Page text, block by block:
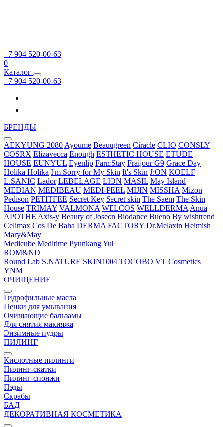
+7 904 520-00-63
0
Каталог
+7 904 520-00-63
БРЕНДЫ
AEKYUNG 2080 Ayoume Beauugreen Ciracle CLIO CONSLY
COSRX Elizavecca Enough ESTHETIC HOUSE ETUDE
HOUSE EUNYUL Eyenlip FarmStay FraijourG9 Grace Day
Holika Holika I'm Sorry for My Skin It's Skin J:ON KOELF
L.SANIC Lador LEBELAGE LION MASIL May Island
MEDIAN MEDIBEAU MEDI-PEEL MIJIN MISSHA Mizon
Pedison PETITFEE Secret Key Secret skin The Saem The Skin
House TRIMAY VALMONA WELCOS WELLDERMA Anua
APOTHE Axis-y Beauty of Joseon Biodance Bueno By wishtrend
Celimax Cos De Baha DERMA FACTORY Dr.Melaxin Heimish
Mary&May
Medicube Meditime Pyunkang Yul
ROM&ND
Round Lab S.NATURE SKIN1004 TOCOBO VT Cosmetics
YNM
ОЧИЩЕНИЕ
Гидрофильные масла
Пенки для умывания
Очищающие бальзамы
Для снятия макияжа
Энзимные пудры
ПИЛИНГ
Кислотные пилинги
Пилинг-скатки
Пилинг-спонжи
Пэды
Скрабы
БАД
ДЕКОРАТИВНАЯ КОСМЕТИКА